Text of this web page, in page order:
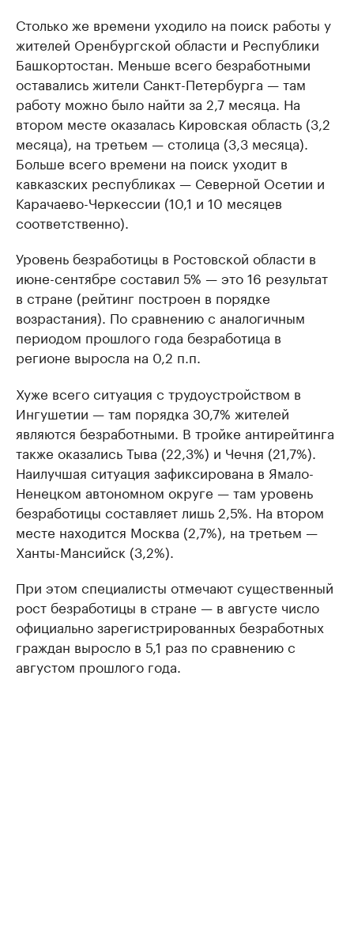
Столько же времени уходило на поиск работы у
жителей Оренбургской области и Республики
Башкортостан. Меньше всего безработными
оставались жители Санкт-Петербурга — там
работу можно было найти за 2,7 месяца. На
втором месте оказалась Кировская область (3,2
месяца), на третьем — столица (3,3 месяца).
Больше всего времени на поиск уходит в
кавказских республиках — Северной Осетии и
Карачаево-Черкессии (10,1 и 10 месяцев
соответственно).
Уровень безработицы в Ростовской области в
июне-сентябре составил 5% — это 16 результат
в стране (рейтинг построен в порядке
возрастания). По сравнению с аналогичным
периодом прошлого года безработица в
регионе выросла на 0,2 п.п.
Хуже всего ситуация с трудоустройством в
Ингушетии — там порядка 30,7% жителей
являются безработными. В тройке антирейтинга
также оказались Тыва (22,3%) и Чечня (21,7%).
Наилучшая ситуация зафиксирована в Ямало-
Ненецком автономном округе — там уровень
безработицы составляет лишь 2,5%. На втором
месте находится Москва (2,7%), на третьем —
Ханты-Мансийск (3,2%).
При этом специалисты отмечают существенный
рост безработицы в стране — в августе число
официально зарегистрированных безработных
граждан выросло в 5,1 раз по сравнению с
августом прошлого года.